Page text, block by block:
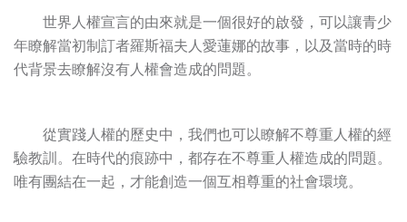
世界人權宣言的由來就是一個很好的啟發，可以讓青少
年瞭解當初制訂者羅斯福夫人愛蓮娜的故事，以及當時的時
代背景去瞭解沒有人權會造成的問題。
從實踐人權的歷史中，我們也可以瞭解不尊重人權的經
驗教訓。在時代的痕跡中，都存在不尊重人權造成的問題。
唯有團結在一起，才能創造一個互相尊重的社會環境。